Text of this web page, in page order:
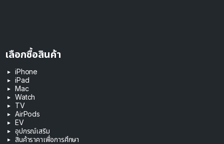
เลือกซื้อสินค้า
iPhone
iPad
Mac
Watch
TV
AirPods
EV
อุปกรณ์เสริม
สินค้าราคาเพื่อการศึกษา